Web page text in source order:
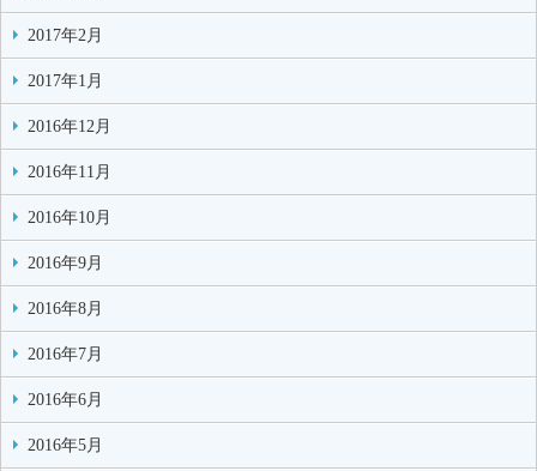
2017年2月
2017年1月
2016年12月
2016年11月
2016年10月
2016年9月
2016年8月
2016年7月
2016年6月
2016年5月